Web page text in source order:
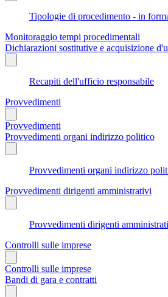
Tipologie di procedimento - in
Monitoraggio tempi procedimentali
Dichiarazioni sostitutive e acquisizione
Recapiti dell'ufficio responsabile
Provvedimenti
Provvedimenti
Provvedimenti organi indirizzo politico
Provvedimenti organi indirizzo
Provvedimenti dirigenti amministrativi
Provvedimenti dirigenti
Controlli sulle imprese
Controlli sulle imprese
Bandi di gara e contratti